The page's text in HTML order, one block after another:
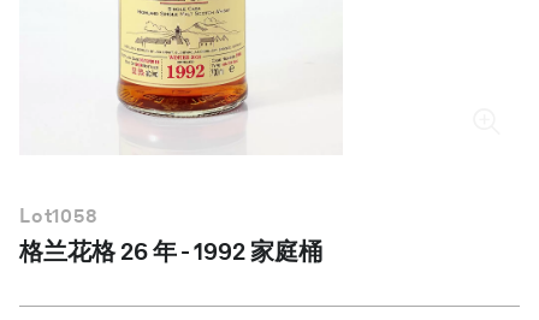
Lot1058
格兰花格 26 年 - 1992 家庭桶